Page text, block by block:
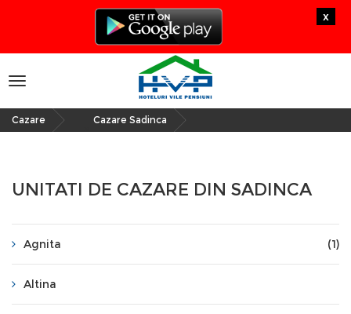
x
Toggle
navigation
Cazare Cazare Sadinca
UNITATI DE CAZARE DIN SADINCA
Agnita (1)
Altina